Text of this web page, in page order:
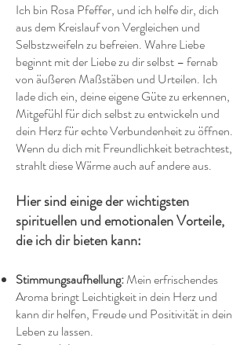
Ich bin Rosa Pfeffer, und ich helfe dir, dich
aus dem Kreislauf von Vergleichen und
Selbstzweifeln zu befreien. Wahre Liebe
beginnt mit der Liebe zu dir selbst – fernab
von äußeren Maßstäben und Urteilen. Ich
lade dich ein, deine eigene Güte zu erkennen,
Mitgefühl für dich selbst zu entwickeln und
dein Herz für echte Verbundenheit zu öffnen.
Wenn du dich mit Freundlichkeit betrachtest,
strahlt diese Wärme auch auf andere aus.
Hier sind einige der wichtigsten
spirituellen und emotionalen Vorteile,
die ich dir bieten kann:
Stimmungsaufhellung:Mein erfrischendes
Aroma bringt Leichtigkeit in dein Herz und
kann dir helfen, Freude und Positivität in dein
Leben zu lassen.